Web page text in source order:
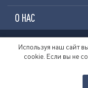
О НАС
Используя наш сайт
cookie. Если вы не